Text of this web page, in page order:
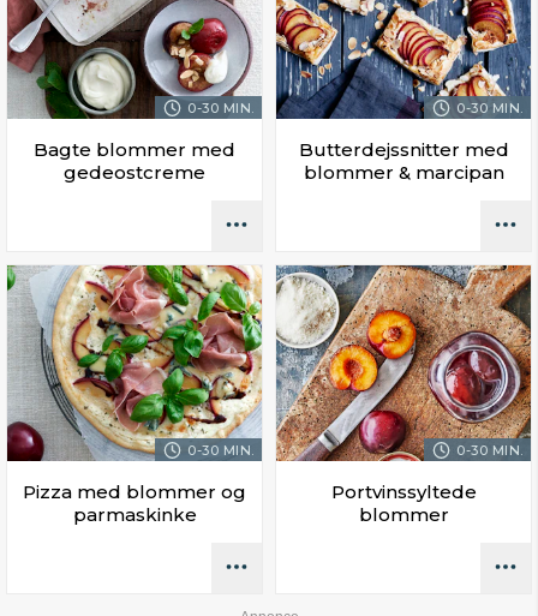
0-30 MIN.
Bagte blommer med
gedeostcreme
0-30 MIN.
Butterdejssnitter med
blommer & marcipan
0-30 MIN.
Pizza med blommer og
parmaskinke
0-30 MIN.
Portvinssyltede
blommer